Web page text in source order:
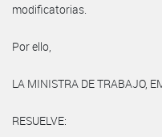
modificatorias.
Por ello,
LA MINISTRA DE TRABAJO,
RESUELVE: